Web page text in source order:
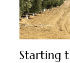
Starting